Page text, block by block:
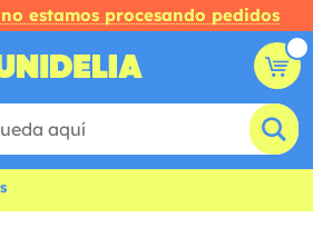
estamos procesando pedidos